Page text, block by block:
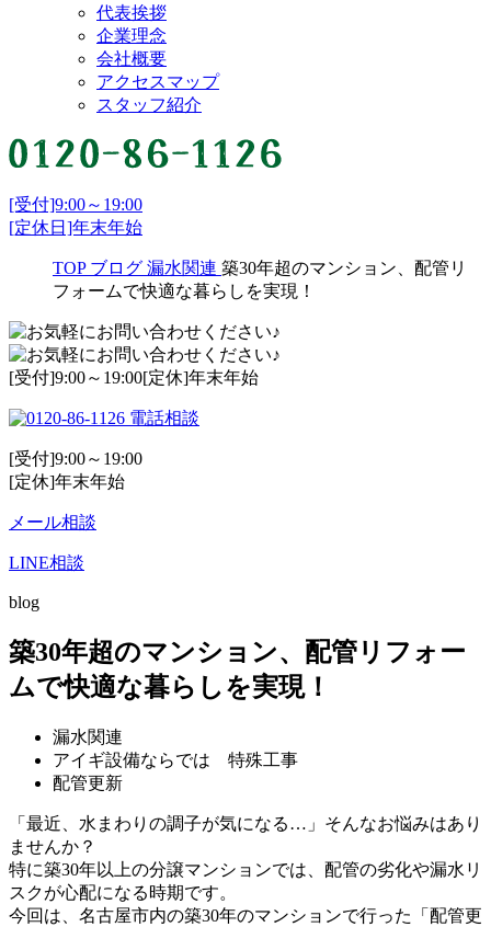
代表挨拶
企業理念
会社概要
アクセスマップ
スタッフ紹介
[受付]9:00～19:00
[定休日]年末年始
TOP ブログ 漏水関連 築30年超のマンション、配管リ
フォームで快適な暮らしを実現！
[受付]9:00～19:00[定休]年末年始
電話相談
[受付]9:00～19:00
[定休]年末年始
メール相談
LINE相談
blog
築30年超のマンション、配管リフォー
ムで快適な暮らしを実現！
漏水関連
アイギ設備ならでは 特殊工事
配管更新
「最近、水まわりの調子が気になる…」そんなお悩みはあり
ませんか？
特に築30年以上の分譲マンションでは、配管の劣化や漏水リ
スクが心配になる時期です。
今回は、名古屋市内の築30年のマンションで行った「配管更